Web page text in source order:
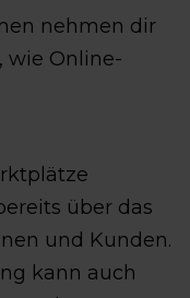
nehmen dir
wie Online-
über das
und Kunden.
kann auch